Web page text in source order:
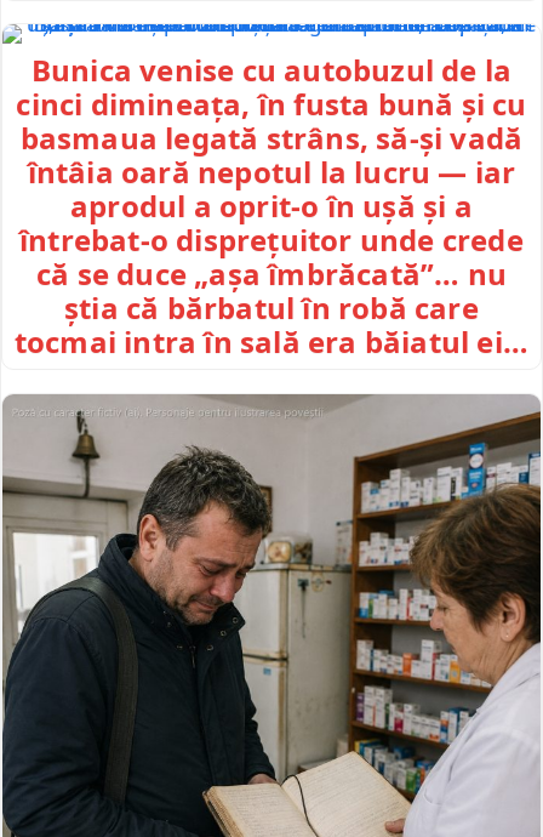
Bunica venise cu autobuzul de la
cinci dimineața, în fusta bună și cu
basmaua legată strâns, să-și vadă
întâia oară nepotul la lucru — iar
aprodul a oprit-o în ușă și a
întrebat-o disprețuitor unde crede
că se duce „așa îmbrăcată”… nu
știa că bărbatul în robă care
tocmai intra în sală era băiatul ei…